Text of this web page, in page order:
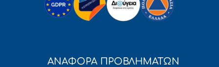
ΑΝΑΦΟΡΑ ΠΡΟΒΛΗΜΑΤΩΝ